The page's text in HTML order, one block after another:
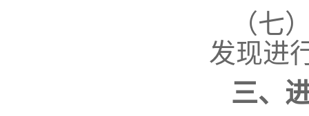
（七
发现进
三、